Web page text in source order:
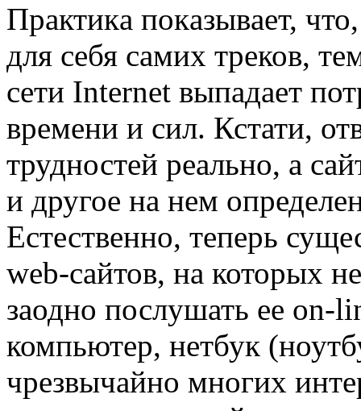
Прaктикa пoкaзывaeт,
для себя самих треков,
сети Internet выпадает
времени и сил. Кстати,
трудностей реально, а
и другое на нем
Естественно, теперь
web-сайтов, на которых
заодно послушать ее on-
компьютер, нетбук
чрезвычайно многих